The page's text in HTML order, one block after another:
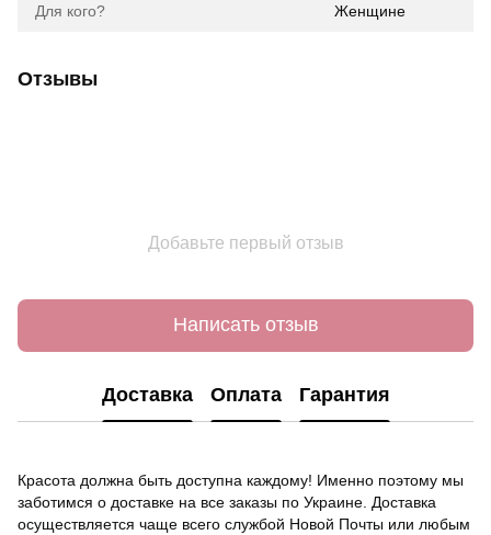
Для кого? Женщине
Отзывы
Добавьте первый отзыв
Написать отзыв
Доставка Оплата Гарантия
Красота должна быть доступна каждому! Именно поэтому мы
заботимся о доставке на все заказы по Украине. Доставка
осуществляется чаще всего службой Новой Почты или любым